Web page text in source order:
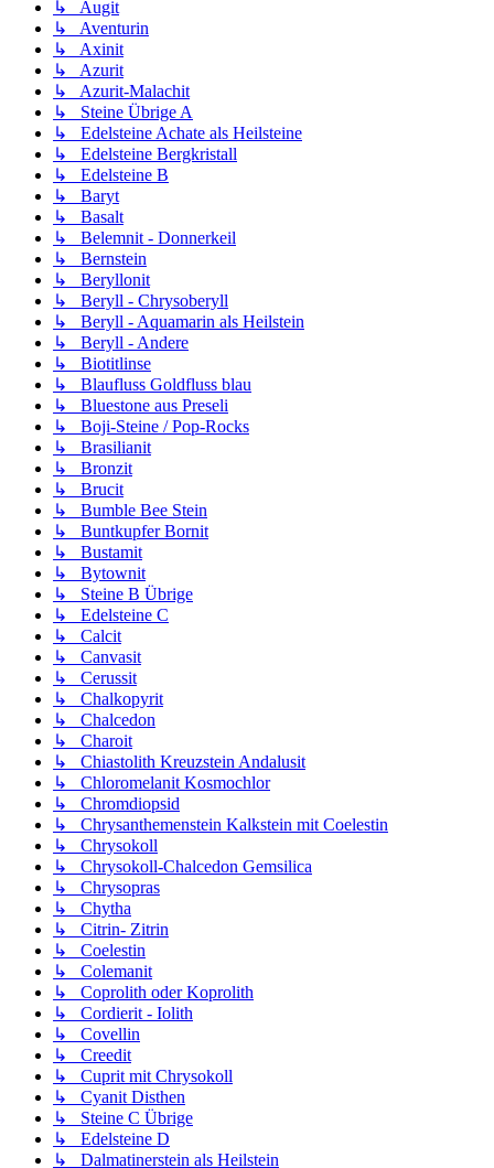
↳ Augit
↳ Aventurin
↳ Axinit
↳ Azurit
↳ Azurit-Malachit
↳ Steine Übrige A
↳ Edelsteine Achate als Heilsteine
↳ Edelsteine Bergkristall
↳ Edelsteine B
↳ Baryt
↳ Basalt
↳ Belemnit - Donnerkeil
↳ Bernstein
↳ Beryllonit
↳ Beryll - Chrysoberyll
↳ Beryll - Aquamarin als Heilstein
↳ Beryll - Andere
↳ Biotitlinse
↳ Blaufluss Goldfluss blau
↳ Bluestone aus Preseli
↳ Boji-Steine / Pop-Rocks
↳ Brasilianit
↳ Bronzit
↳ Brucit
↳ Bumble Bee Stein
↳ Buntkupfer Bornit
↳ Bustamit
↳ Bytownit
↳ Steine B Übrige
↳ Edelsteine C
↳ Calcit
↳ Canvasit
↳ Cerussit
↳ Chalkopyrit
↳ Chalcedon
↳ Charoit
↳ Chiastolith Kreuzstein Andalusit
↳ Chloromelanit Kosmochlor
↳ Chromdiopsid
↳ Chrysanthemenstein Kalkstein mit Coelestin
↳ Chrysokoll
↳ Chrysokoll-Chalcedon Gemsilica
↳ Chrysopras
↳ Chytha
↳ Citrin- Zitrin
↳ Coelestin
↳ Colemanit
↳ Coprolith oder Koprolith
↳ Cordierit - Iolith
↳ Covellin
↳ Creedit
↳ Cuprit mit Chrysokoll
↳ Cyanit Disthen
↳ Steine C Übrige
↳ Edelsteine D
↳ Dalmatinerstein als Heilstein